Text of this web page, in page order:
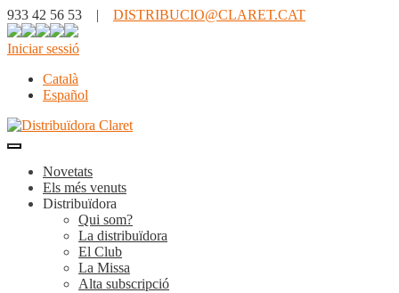
933 42 56 53 | DISTRIBUCIO@CLARET.CAT
Iniciar sessió
Català
Español
Novetats
Els més venuts
Distribuïdora
Qui som?
La distribuïdora
El Club
La Missa
Alta subscripció